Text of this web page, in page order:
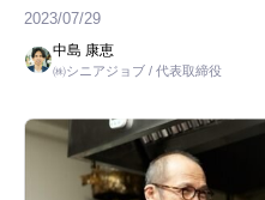
2023/07/29
中島 康恵
㈱シニアジョブ / 代表取締役